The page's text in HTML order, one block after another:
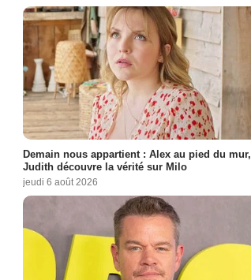
Demain nous appartient : Alex au pied du mur,
Judith découvre la vérité sur Milo
jeudi 6 août 2026